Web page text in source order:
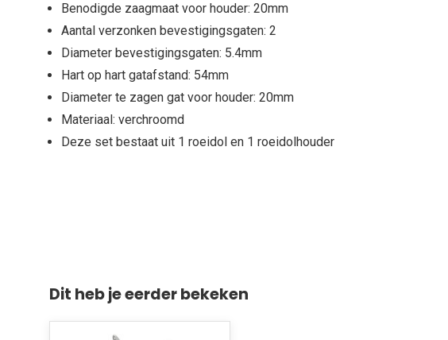
Benodigde zaagmaat voor houder: 20mm
Aantal verzonken bevestigingsgaten: 2
Diameter bevestigingsgaten: 5.4mm
Hart op hart gatafstand: 54mm
Diameter te zagen gat voor houder: 20mm
Materiaal: verchroomd
Deze set bestaat uit 1 roeidol en 1 roeidolhouder
Dit heb je eerder bekeken